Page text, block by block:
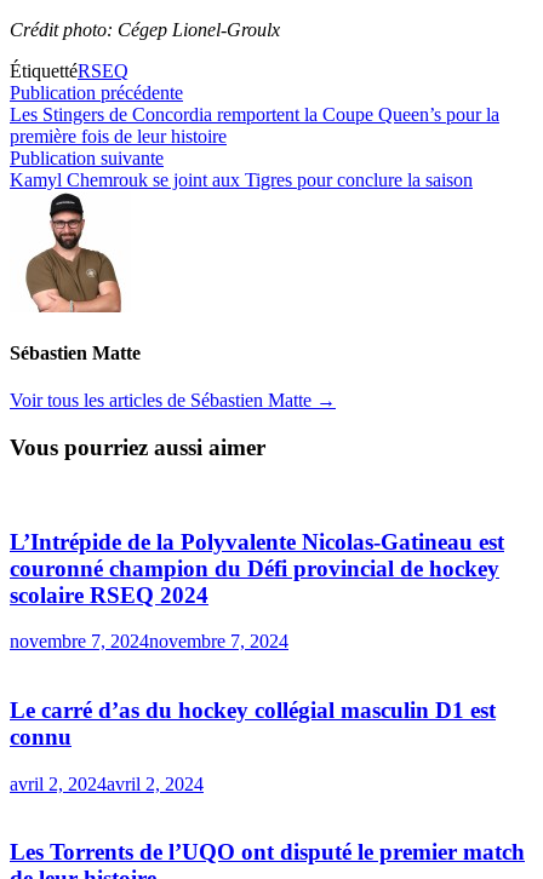
Crédit photo: Cégep Lionel-Groulx
ÉtiquettéRSEQ
Navigation
de
l’article
Publication précédentePublication
précédente :
Les Stingers de Concordia remportent la Coupe Queen’s pour la
première fois de leur histoire
Publication suivantePublication
suivante :
Kamyl Chemrouk se joint aux Tigres pour conclure la saison
Sébastien Matte
Voir tous les articles de Sébastien Matte →
Vous pourriez aussi aimer
L’Intrépide de la Polyvalente Nicolas-Gatineau est
couronné champion du Défi provincial de hockey
scolaire RSEQ 2024
novembre 7, 2024novembre 7, 2024
Le carré d’as du hockey collégial masculin D1 est
connu
avril 2, 2024avril 2, 2024
Les Torrents de l’UQO ont disputé le premier match